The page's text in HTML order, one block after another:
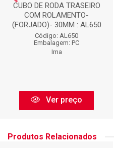
CUBO DE RODA TRASEIRO
COM ROLAMENTO-
(FORJADO)- 30MM : AL650
Código: AL650
Embalagem: PC
Ima
Ver preço
Produtos Relacionados